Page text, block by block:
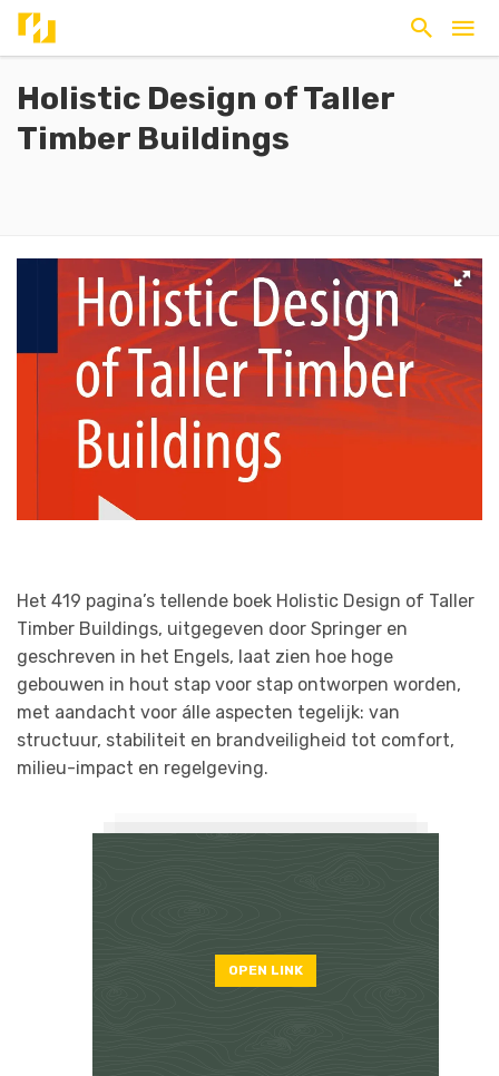
Holistic Design of Taller
Timber Buildings
Het 419 pagina’s tellende boek Holistic Design of Taller
Timber Buildings, uitgegeven door Springer en
geschreven in het Engels, laat zien hoe hoge
gebouwen in hout stap voor stap ontworpen worden,
met aandacht voor álle aspecten tegelijk: van
structuur, stabiliteit en brandveiligheid tot comfort,
milieu-impact en regelgeving.
OPEN LINK